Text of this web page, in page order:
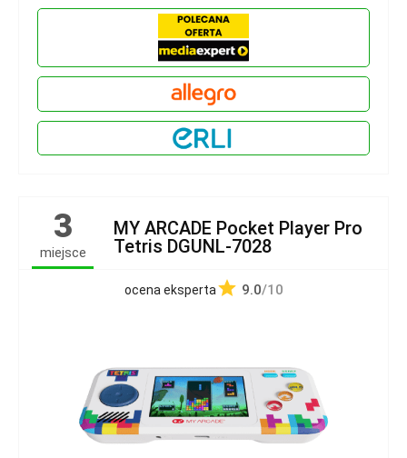
3
miejsce
MY ARCADE Pocket Player Pro
Tetris DGUNL-7028
ocena eksperta 9.0/10